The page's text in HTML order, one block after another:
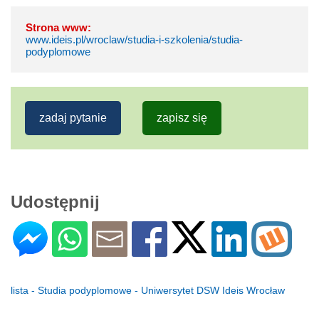
Strona www:
www.ideis.pl/wroclaw/studia-i-szkolenia/studia-
podyplomowe
zadaj pytanie zapisz się
Udostępnij
lista - Studia podyplomowe - Uniwersytet DSW Ideis Wrocław